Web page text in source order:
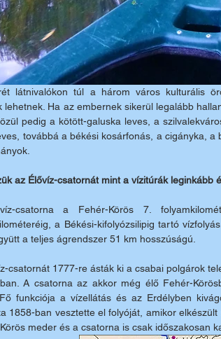
látnivalókon túl a három város kulturális
lehetnek. Ha az embernek sikerül legalább
pedig a kötött-galuska leves, a
továbbá a békési kosárfonás, a cigányka,
az Élővíz-csatornát mint a vízitúrák
csatorna a Fehér-Körös 7.
a Békési-kifolyózsilipig tartó
a teljes ágrendszer 51 km hosszúságú.
csatornát 1777-re ásták ki a csabai polgárok
A csatorna az akkor még élő Fehér-
funkciója a vízellátás és az Erdélyben
1858-ban vesztette el folyóját, amikor
meder és a csatorna is csak időszakosan